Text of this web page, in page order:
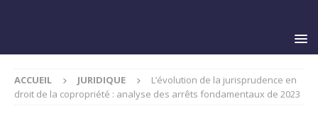
ACCUEIL JURIDIQUE
L’évolution de la jurisprudence en
droit de la copropriété : analyse des arrêts fondamentaux de 2023